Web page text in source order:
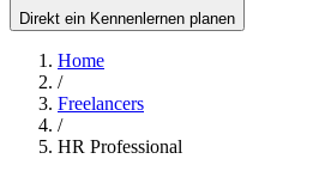
Direkt ein Kennenlernen planen
Home
/
Freelancers
/
HR Professional